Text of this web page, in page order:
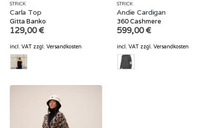
STRICK
Carla Top
Gitta Banko
129,00€
incl. VAT zzgl. Versandkosten
STRICK
Andie Cardigan
360 Cashmere
599,00€
incl. VAT zzgl. Versandkosten